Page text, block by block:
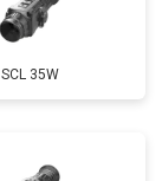
SCL 35W